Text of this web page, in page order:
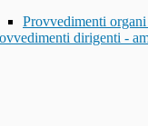
Provvedimenti
dirigenti -